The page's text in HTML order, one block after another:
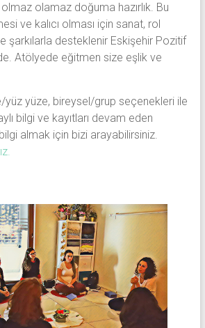
olamaz doğuma hazırlık. Bu
ve kalıcı olması için sanat, rol
şarkılarla desteklenir Eskişehir Pozitif
Atölyede eğitmen size eşlik ve
yüze, bireysel/grup seçenekleri ile
bilgi ve kayıtları devam eden
almak için bizi arayabilirsiniz.